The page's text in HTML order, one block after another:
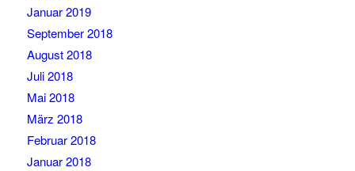
Januar 2019
September 2018
August 2018
Juli 2018
Mai 2018
März 2018
Februar 2018
Januar 2018